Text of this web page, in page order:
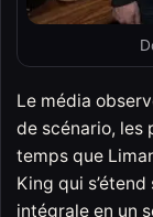
Le média
de scénario, les
temps que
King qui
intégrale en un